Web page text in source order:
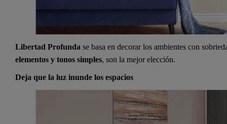
Libertad Profunda se basa en decorar los ambientes con
elementos y tonos simples, son la mejor elección.
Deja que la luz inunde los espacios